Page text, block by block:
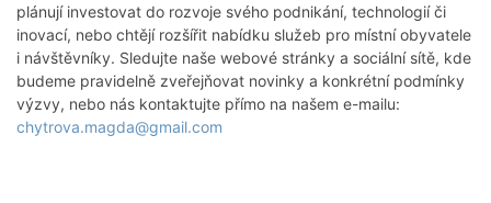
plánují investovat do rozvoje svého podnikání, technologií či
inovací, nebo chtějí rozšířit nabídku služeb pro místní obyvatele
i návštěvníky. Sledujte naše webové stránky a sociální sítě, kde
budeme pravidelně zveřejňovat novinky a konkrétní podmínky
výzvy, nebo nás kontaktujte přímo na našem e-mailu:
chytrova.magda@gmail.com